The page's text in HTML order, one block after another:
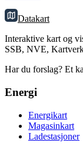
Datakart
Interaktive kart og
SSB, NVE,
Har du forslag? Et
Energi
Energikart
Magasinkart
Ladestasjoner